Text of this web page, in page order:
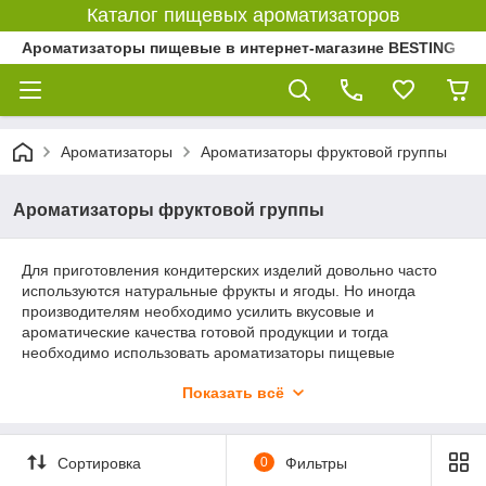
Каталог пищевых ароматизаторов
Ароматизаторы пищевые в интернет-магазине BESTING
Ароматизаторы Ароматизаторы фруктовой группы
Ароматизаторы фруктовой группы
Для приготовления кондитерских изделий довольно часто
используются натуральные фрукты и ягоды. Но иногда
производителям необходимо усилить вкусовые и
ароматические качества готовой продукции и тогда
необходимо использовать ароматизаторы пищевые
промышленной кулинарии.
заторы
Показать всё
Сортировка 0 Фильтры